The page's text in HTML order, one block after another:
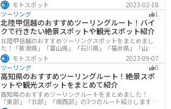
めます。バイクで石川ツーリングに行こうと思っている
人は、参考にしてください。
モトスポット
2023-02-18
ツーリング
1
北陸甲信越のおすすめツーリングルート！バイ
クで行きたい絶景スポットや観光スポット紹介
北陸甲信越のおすすめツーリングスポットをまとめまし
た！「新潟県」「富山県」「石川県」「福井県」「山梨
県」「長野県」の各県の観光地紹介します。自然豊かな
山々や湖、温泉地が点在し、四季折々の景色を楽しめる
スポットが多数あります。バイクで北陸甲信越にツーリ
ングに行く際は参考にしてください。
モトスポット
2023-09-07
ツーリング
0
高知県のおすすめツーリングルート！絶景スポ
ットや観光スポットをまとめて紹介
高知県のおすすめツーリングルートをまとめました！
「東部」「北部」「南西部」の3つのルート紹介します。